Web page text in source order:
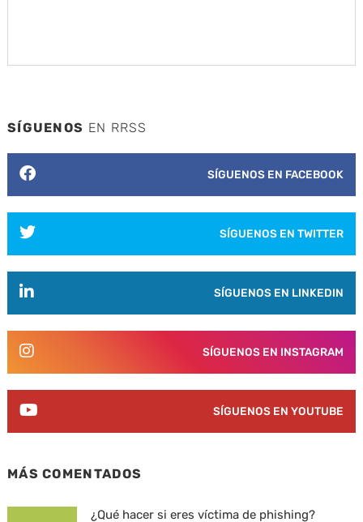
SÍGUENOS EN RRSS
SÍGUENOS EN FACEBOOK
SÍGUENOS EN TWITTER
SÍGUENOS EN LINKEDIN
SÍGUENOS EN INSTAGRAM
SÍGUENOS EN YOUTUBE
MÁS COMENTADOS
¿Qué hacer si eres víctima de phishing?